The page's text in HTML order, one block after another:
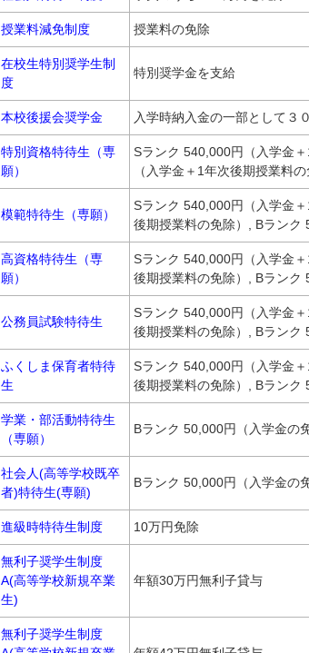
授業料減免制度 授業料の免除
在校生特別奨学生制
度
特別奨学金を支給
本校後援会奨学金 入学時納入金の一部として３
特別資格特待生（専
願）
Sランク 540,000円（入学金
（入学金＋1年次後期授業料の
模範特待生（専願）
Sランク 540,000円（入学金
後期授業料の免除）, Bランク
高資格特待生（専
願）
Sランク 540,000円（入学金
後期授業料の免除）, Bランク
公務員試験特待生
Sランク 540,000円（入学金
後期授業料の免除）, Bランク
ふくしま保育者特待
生
Sランク 540,000円（入学金
後期授業料の免除）, Bランク
学業・部活動特待生
（専願）
Bランク 50,000円（入学金の
社会人(高等学校既卒
者)特待生(専願)
Bランク 50,000円（入学金の
進級時特待生制度 10万円免除
無利子奨学生制度
A(高等学校新規卒業
生)
年額30万円無利子貸与
無利子奨学生制度